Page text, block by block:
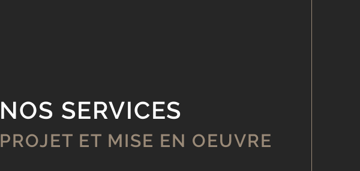
NOS SERVICES
PROJET ET MISE EN OEUVRE